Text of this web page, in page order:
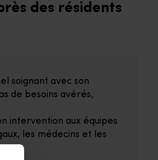
des résidents
soignant avec son
de besoins avérés,
intervention aux équipes
les médecins et les